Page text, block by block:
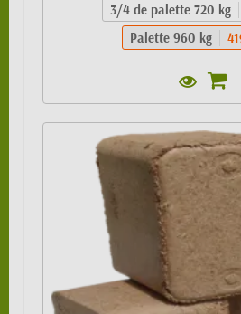
3/4 de palette 720 kg
Palette 960 kg